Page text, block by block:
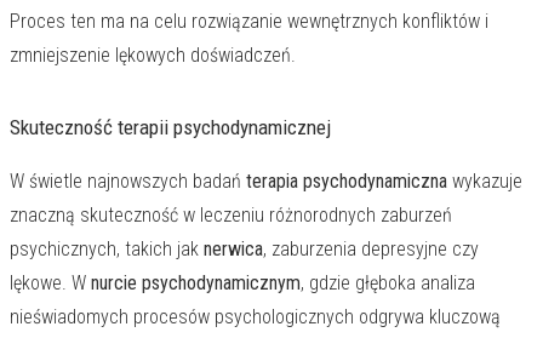
Proces ten ma na celu rozwiązanie wewnętrznych konfliktów i
zmniejszenie lękowych doświadczeń.
Skuteczność terapii psychodynamicznej
W świetle najnowszych badań terapia psychodynamiczna wykazuje
znaczną skuteczność w leczeniu różnorodnych zaburzeń
psychicznych, takich jak nerwica, zaburzenia depresyjne czy
lękowe. W nurcie psychodynamicznym, gdzie głęboka analiza
nieświadomych procesów psychologicznych odgrywa kluczową